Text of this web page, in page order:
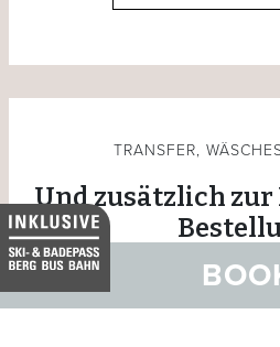
TRANSFER,
Und zusätzlich zur